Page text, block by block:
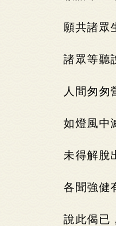
願共諸眾
諸眾等聽
人間匆匆
如燈風中
未得解脫
各聞強健
說此偈已